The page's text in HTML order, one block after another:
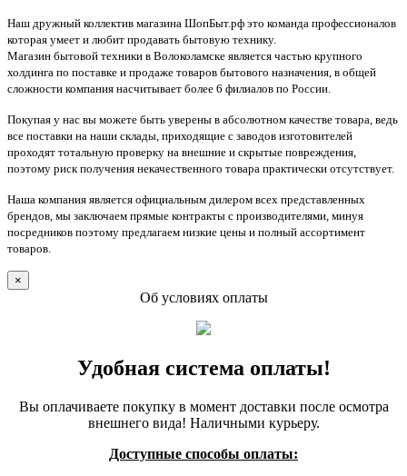
Наш дружный коллектив магазина ШопБыт.рф это команда профессионалов
которая умеет и любит продавать бытовую технику.
Магазин бытовой техники в Волоколамске является частью крупного
холдинга по поставке и продаже товаров бытового назначения, в общей
сложности компания насчитывает более 6 филиалов по России.
Покупая у нас вы можете быть уверены в абсолютном качестве товара, ведь
все поставки на наши склады, приходящие с заводов изготовителей
проходят тотальную проверку на внешние и скрытые повреждения,
поэтому риск получения некачественного товара практически отсутствует.
Наша компания является официальным дилером всех представленных
брендов, мы заключаем прямые контракты с производителями, минуя
посредников поэтому предлагаем низкие цены и полный ассортимент
товаров.
×
Об условиях оплаты
Удобная система оплаты!
Вы оплачиваете покупку в момент доставки после осмотра
внешнего вида! Наличными курьеру.
Доступные способы оплаты: